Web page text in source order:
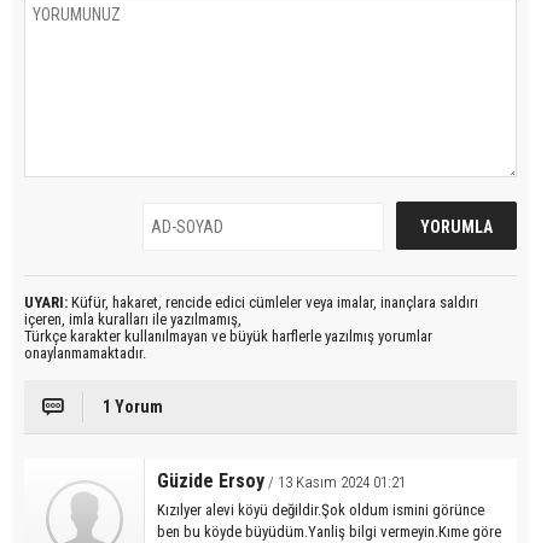
UYARI: Küfür, hakaret, rencide edici cümleler veya imalar, inançlara saldırı
içeren, imla kuralları ile yazılmamış,
Türkçe karakter kullanılmayan ve büyük harflerle yazılmış yorumlar
onaylanmamaktadır.
1 Yorum
Güzide Ersoy / 13 Kasım 2024 01:21
Kızılyer alevi köyü değildir.Şok oldum ismini görünce
ben bu köyde büyüdüm.Yanliş bilgi vermeyin.Kıme göre